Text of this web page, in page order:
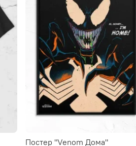
Постер "Venom Дома"